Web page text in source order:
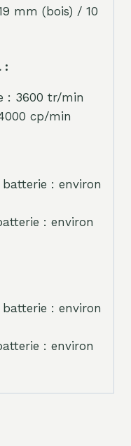
mm (bois) / 10
:
: 3600 tr/min
cp/min
batterie : environ
: environ
batterie : environ
: environ